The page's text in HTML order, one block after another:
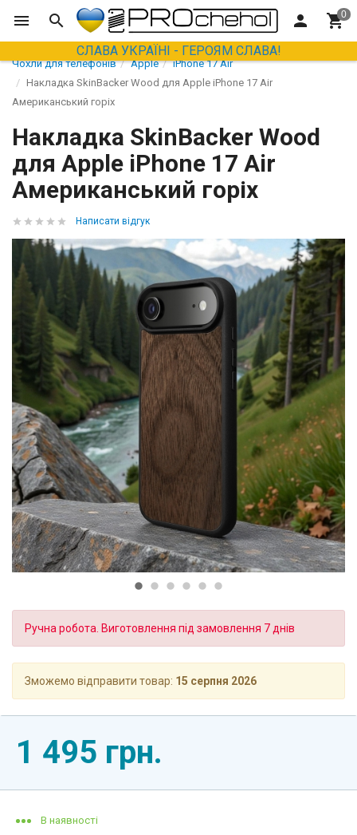
СЛАВА УКРАЇНІ - ГЕРОЯМ СЛАВА!
Чохли для телефонів Apple
iPhone 17 Air
Накладка SkinBacker Wood для Apple iPhone 17 Air
Американський горіх
Накладка SkinBacker Wood
для Apple iPhone 17 Air
Американський горіх
Написати відгук
Ручна робота. Виготовлення під замовлення 7 днів
Зможемо відправити товар: 15 серпня 2026
1 495 грн.
В наявності